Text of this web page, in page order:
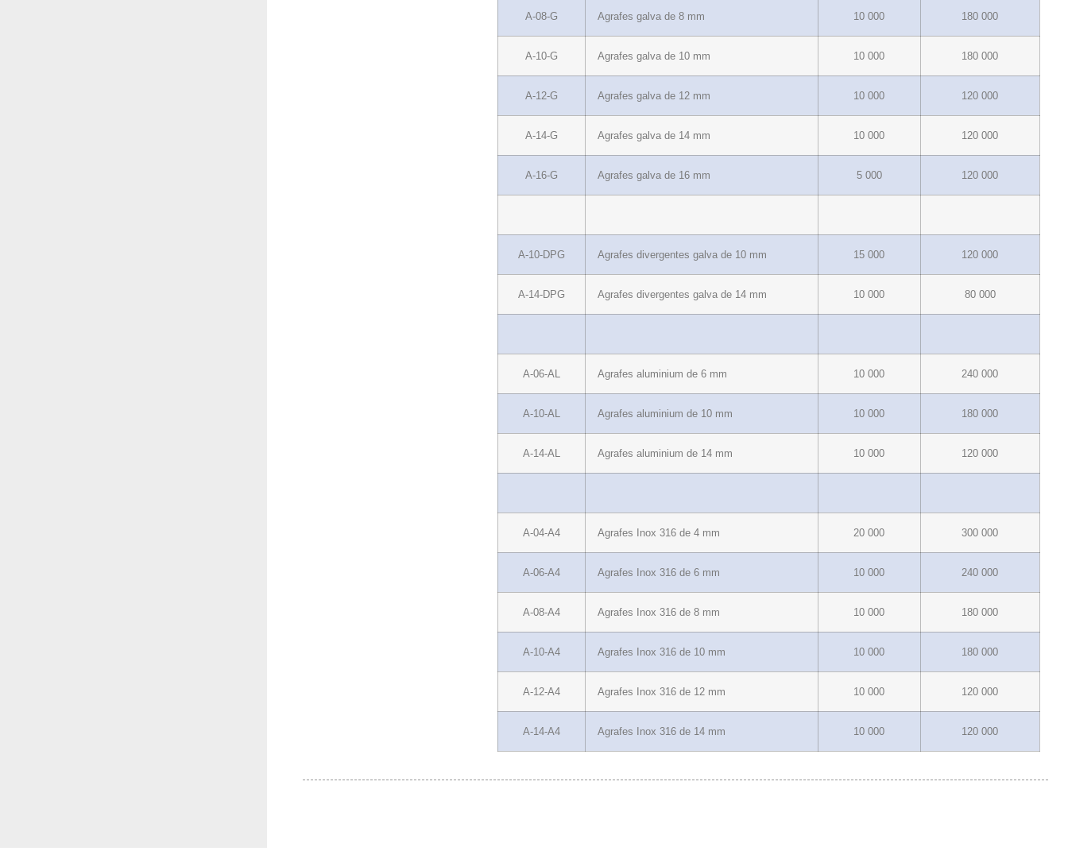
A-08-G Agrafes galva de 8 mm 10 000 180 000
A-10-G Agrafes galva de 10 mm 10 000 180 000
A-12-G Agrafes galva de 12 mm 10 000 120 000
A-14-G Agrafes galva de 14 mm 10 000 120 000
A-16-G Agrafes galva de 16 mm 5 000 120 000
A-10-DPG Agrafes divergentes galva de 10 mm 15 000 120 000
A-14-DPG Agrafes divergentes galva de 14 mm 10 000 80 000
A-06-AL Agrafes aluminium de 6 mm 10 000 240 000
A-10-AL Agrafes aluminium de 10 mm 10 000 180 000
A-14-AL Agrafes aluminium de 14 mm 10 000 120 000
A-04-A4 Agrafes Inox 316 de 4 mm 20 000 300 000
A-06-A4 Agrafes Inox 316 de 6 mm 10 000 240 000
A-08-A4 Agrafes Inox 316 de 8 mm 10 000 180 000
A-10-A4 Agrafes Inox 316 de 10 mm 10 000 180 000
A-12-A4 Agrafes Inox 316 de 12 mm 10 000 120 000
A-14-A4 Agrafes Inox 316 de 14 mm 10 000 120 000